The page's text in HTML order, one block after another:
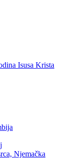
Isusa Krista
Njemačka